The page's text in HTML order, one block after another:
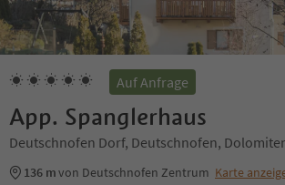
Auf Anfrage
App. Spanglerhaus
Deutschnofen Dorf, Deutschnofen,
136 mvon Deutschnofen Zentrum Karte